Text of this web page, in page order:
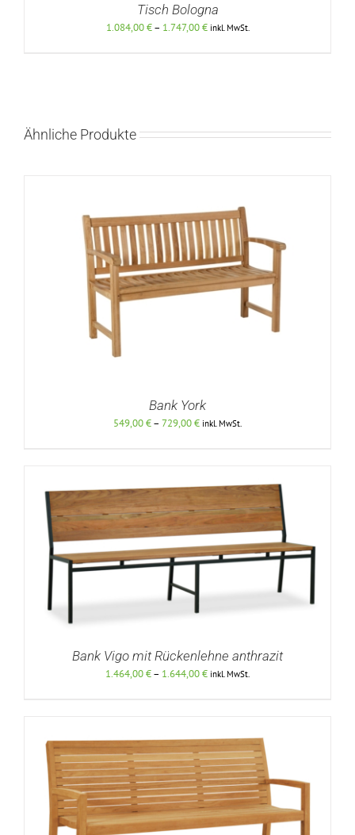
Tisch Bologna
1.084,00€ – 1.747,00€Preisspanne:
inkl. MwSt.
Ähnliche Produkte
DETAILS
Bank York
549,00€– 729,00€Preisspanne:
inkl. MwSt.
Bank Vigo mit Rückenlehne anthrazit
1.464,00€– 1.644,00€Preisspanne:
inkl. MwSt.